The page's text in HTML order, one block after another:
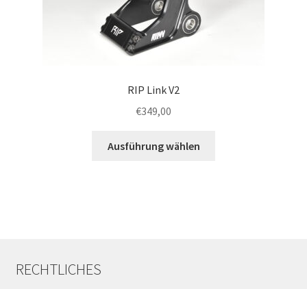
RIP Link V2
€349,00
Ausführung wählen
RECHTLICHES